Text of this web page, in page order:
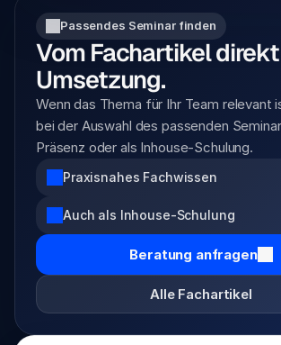
Passendes Seminar finden
Vom Fachartikel
Umsetzung.
Wenn das Thema für Ihr Team relevant
bei der Auswahl des passenden
Präsenz oder als Inhouse-Schulung.
Praxisnahes Fachwissen
Auch als Inhouse-Schulung
Beratung anfragen
Alle Fachartikel